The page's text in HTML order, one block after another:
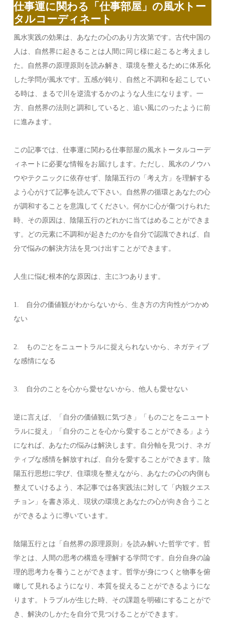
仕事運に関わる「仕事部屋」の風水トー
タルコーディネート
風水実践の効果は、あなたの心のあり方次第です。古代中国の
人は、自然界に起きることは人間に同じ様に起こると考えまし
た。自然界の原理原則を読み解き、環境を整えるために体系化
した学問が風水です。五感が鈍り、自然と不調和を起こしてい
る時は、まるで川を逆流するかのような人生になります。一
方、自然界の法則と調和していると、追い風にのったように前
に進みます。
この記事では、仕事運に関わる仕事部屋の風水トータルコーデ
ィネートに必要な情報をお届けします。ただし、風水のノウハ
ウやテクニックに依存せず、陰陽五行の「考え方」を理解する
よう心がけて記事を読んで下さい。自然界の循環とあなたの心
が調和することを意識してください。何かに心が傷つけられた
時、その原因は、陰陽五行のどれかに当てはめることができま
す。どの元素に不調和が起きたのかを自分で認識できれば、自
分で悩みの解決方法を見つけ出すことができます。
人生に悩む根本的な原因は、主に3つあります。
1. 自分の価値観がわからないから、生き方の方向性がつかめ
ない
2. ものごとをニュートラルに捉えられないから、ネガティブ
な感情になる
3. 自分のことを心から愛せないから、他人も愛せない
逆に言えば、「自分の価値観に気づき」「ものごとをニュート
ラルに捉え」「自分のことを心から愛することができる」よう
になれば、あなたの悩みは解決します。自分軸を見つけ、ネガ
ティブな感情を解放すれば、自分を愛することができます。陰
陽五行思想に学び、住環境を整えながら、あなたの心の内側も
整えていけるよう、本記事では各実践法に対して「内観クエス
チョン」を書き添え、現状の環境とあなたの心が向き合うこと
ができるように導いています。
陰陽五行とは「自然界の原理原則」を読み解いた哲学です。哲
学とは、人間の思考の構造を理解する学問です。自分自身の論
理的思考力を養うことができます。哲学が身につくと物事を俯
瞰して見れるようになり、本質を捉えることができるようにな
ります。トラブルが生じた時、その課題を明確にすることがで
き、解決のしかたを自分で見つけることができます。